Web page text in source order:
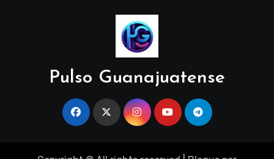
Pulso Guanajuatense